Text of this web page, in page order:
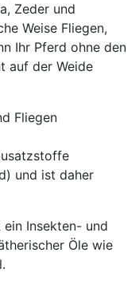
Zeder und
Weise Fliegen,
Ihr Pferd ohne den
auf der Weide
Fliegen
und ist daher
Insekten- und
Öle wie